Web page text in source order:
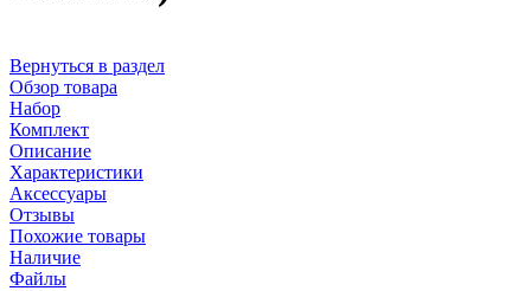
Вернуться в раздел
Обзор товара
Набор
Комплект
Описание
Характеристики
Аксессуары
Отзывы
Похожие товары
Наличие
Файлы